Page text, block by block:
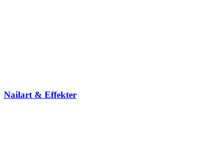
Nailart & Effekter